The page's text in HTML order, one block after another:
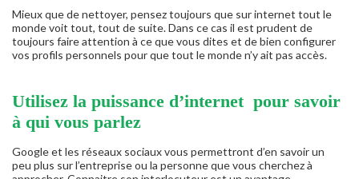
Mieux que de nettoyer, pensez toujours que sur internet tout le
monde voit tout, tout de suite. Dans ce cas il est prudent de
toujours faire attention à ce que vous dites et de bien configurer
vos profils personnels pour que tout le monde n’y ait pas accès.
Utilisez la puissance d’internet pour savoir
à qui vous parlez
Google et les réseaux sociaux vous permettront d’en savoir un
peu plus sur l’entreprise ou la personne que vous cherchez à